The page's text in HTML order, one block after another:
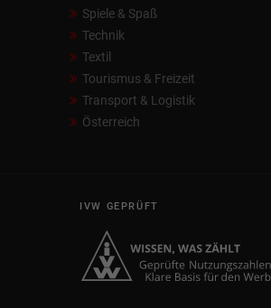
Spiele & Spaß
Technik
Textil
Tourismus & Freizeit
Transport & Logistik
Österreich
IVW GEPRÜFT